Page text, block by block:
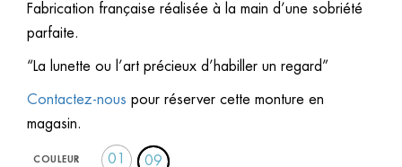
Fabrication française réalisée à la main d’une sobriété
parfaite.
“La lunette ou l’art précieux d’habiller un regard”
Contactez-nous pour réserver cette monture en
magasin.
COULEUR 01 09